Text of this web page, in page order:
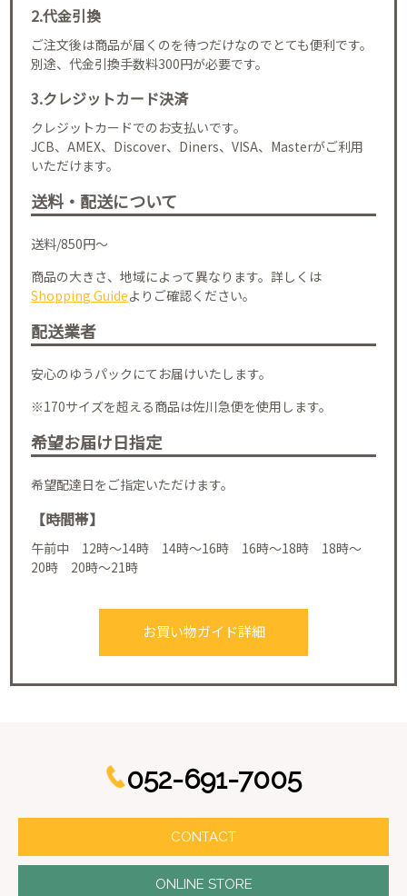
2.代金引換
ご注文後は商品が届くのを待つだけなのでとても便利です。
別途、代金引換手数料300円が必要です。
3.クレジットカード決済
クレジットカードでのお支払いです。
JCB、AMEX、Discover、Diners、VISA、Masterがご利用
いただけます。
送料・配送について
送料/850円～
商品の大きさ、地域によって異なります。詳しくは
Shopping Guideよりご確認ください。
配送業者
安心のゆうパックにてお届けいたします。
※170サイズを超える商品は佐川急便を使用します。
希望お届け日指定
希望配達日をご指定いただけます。
【時間帯】
午前中 12時～14時 14時～16時 16時～18時 18時～
20時 20時～21時
お買い物ガイド詳細
052-691-7005
CONTACT
ONLINE STORE